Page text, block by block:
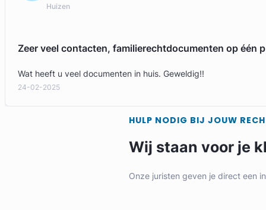
Huizen
Zeer veel contacten, familierechtdocumenten op één
Wat heeft u veel documenten in huis. Geweldig!!
24-02-2025
HULP NODIG BIJ JOUW
Wij staan voor je
Onze juristen geven je direct een